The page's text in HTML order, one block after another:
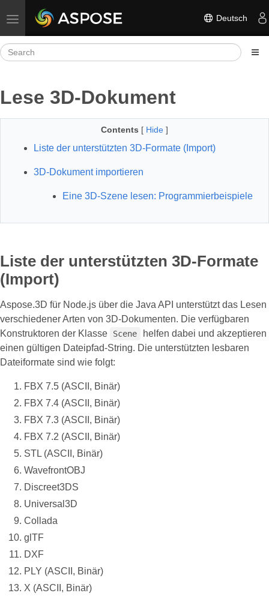
Toggle navigation Deutsch
Lese 3D-Dokument
Contents [ Hide ]
Liste der unterstützten 3D-Formate (Import)
3D-Dokument importieren
Eine 3D-Szene lesen: Programmierbeispiele
Liste der unterstützten 3D-Formate
(Import)
Aspose.3D für Node.js über die Java API unterstützt das Lesen
verschiedener Arten von 3D-Dokumenten. Die verfügbaren
Konstruktoren der Klasse
Scene
helfen dabei und akzeptieren
einen gültigen Dateipfad-String. Die unterstützten lesbaren
Dateiformate sind wie folgt:
FBX 7.5 (ASCII, Binär)
FBX 7.4 (ASCII, Binär)
FBX 7.3 (ASCII, Binär)
FBX 7.2 (ASCII, Binär)
STL (ASCII, Binär)
WavefrontOBJ
Discreet3DS
Universal3D
Collada
glTF
DXF
PLY (ASCII, Binär)
X (ASCII, Binär)